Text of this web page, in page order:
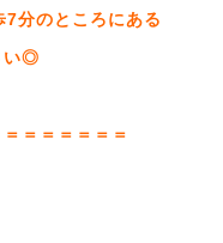
分のところにある
い◎
＝＝＝＝＝＝